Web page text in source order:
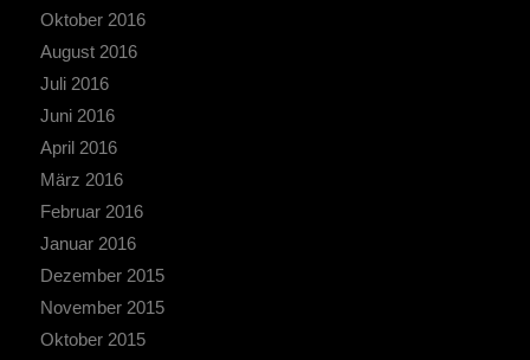
Oktober 2016
August 2016
Juli 2016
Juni 2016
April 2016
März 2016
Februar 2016
Januar 2016
Dezember 2015
November 2015
Oktober 2015